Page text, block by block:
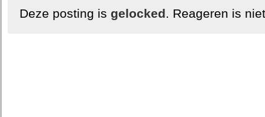
Deze posting is gelocked. Reageren is